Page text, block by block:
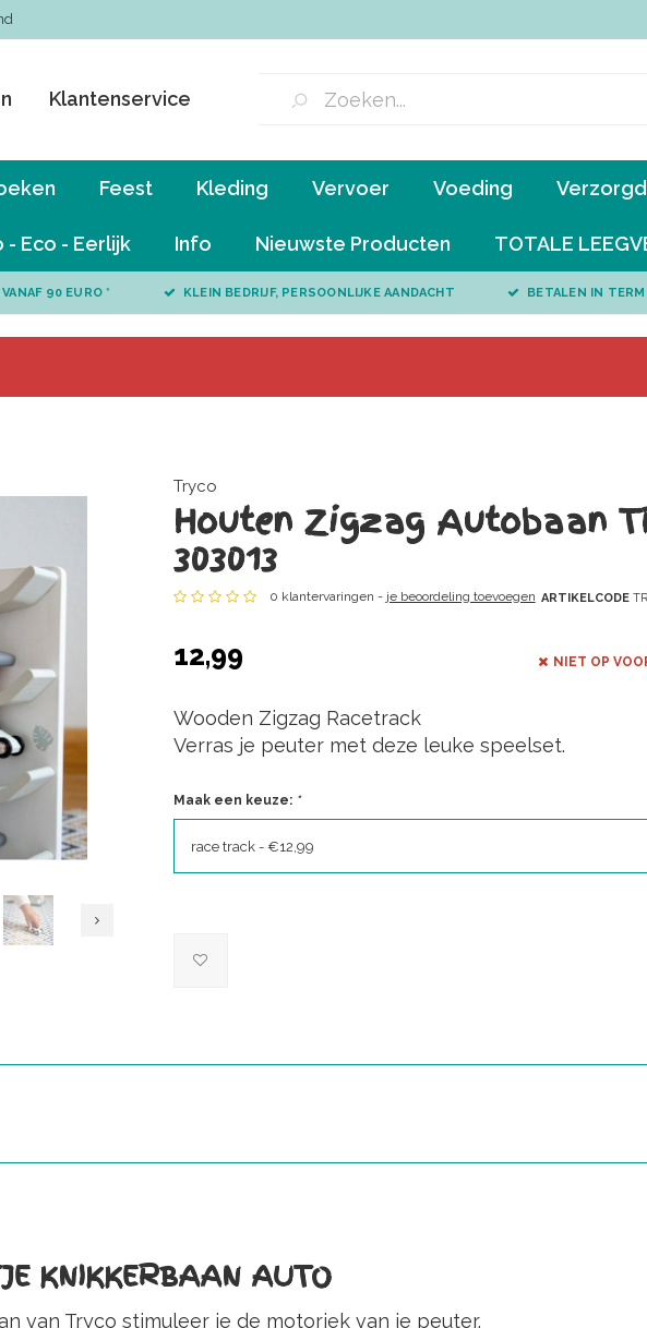
Klantenservice
Feest Kleding Vervoer Voeding
- Eco - Eerlijk Info Nieuwste Producten TOTALE
90 EURO * KLEIN BEDRIJF, PERSOONLIJKE AANDACHT BETALEN IN
Tryco
Houten Zigzag Autobaan
303013
0 klantervaringen - je beoordeling toevoegen ARTIKELCODE
12,99 NIET OP
Wooden Zigzag Racetrack
Verras je peuter met deze leuke speelset.
Maak een keuze: *
race track - €12,99
KNIKKERBAAN AUTO
van Tryco stimuleer je de motoriek van je peuter.